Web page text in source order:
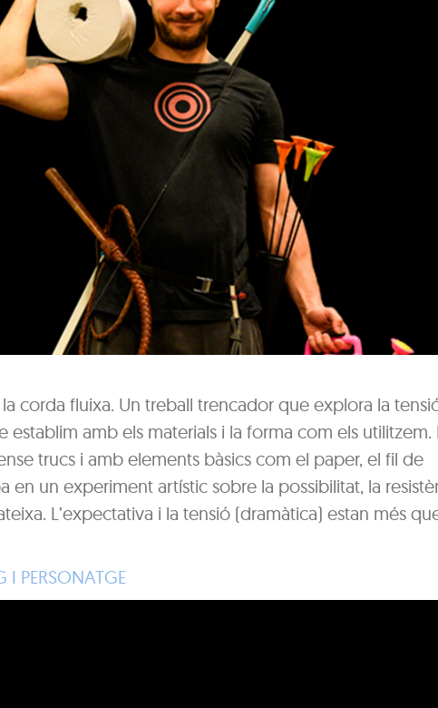
corda fluixa. Un treball trencador que explora la
amb els materials i la forma com els utilitzem.
trucs i amb elements bàsics com el paper, el fil de
en un experiment artístic sobre la possibilitat, la
L’expectativa i la tensió (dramàtica) estan més
I PERSONATGE